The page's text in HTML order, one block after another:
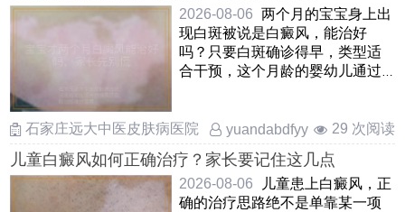
2026-08-06 两个月的宝宝身上出
现白斑被说是白癜风，能治好
吗？只要白斑确诊得早，类型适
合干预，这个月龄的婴幼儿通过
石家庄远大中医皮肤病医院
yuandabdfyy 29 次阅读
儿童白癜风如何正确治疗？家长要记住这几点
2026-08-06
儿童患上白癜风，正
确的治疗思路绝不是单靠某一项